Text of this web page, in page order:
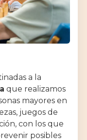
a la
que realizamos
mayores en
juegos de
con los que
posibles